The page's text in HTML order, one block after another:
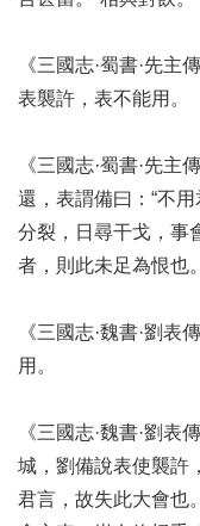
《三國志·蜀書·先
表襲許，表不能用。
《三國志·蜀書·先
還，表謂備曰：“不
分裂，日尋干戈，事
者，則此未足為恨也
《三國志·魏書·劉
用。
《三國志·魏書·劉
城，劉備說表使襲許
君言，故失此大會也